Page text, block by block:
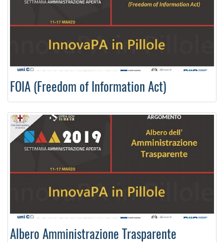
FOIA (Freedom of Information Act)
Albero Amministrazione Trasparente